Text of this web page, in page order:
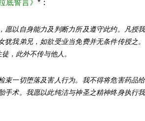
底誓言》 *：
以自身能力及判断力所及遵守此约。凡授我
犹我弟兄，如欲受业当免费并无条件传授之
，此外不传与他人。
一切堕落及害人行为。我不得将危害药品
术。我愿以此纯洁与神圣之精神终身执行我